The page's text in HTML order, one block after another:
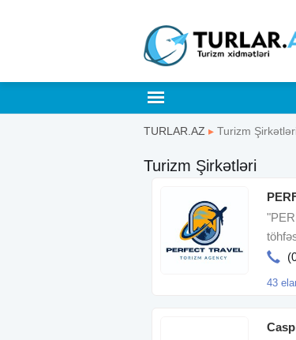
TURLAR.AZ ▸ Turizm Şirkətləri
Turizm Şirkətləri
43